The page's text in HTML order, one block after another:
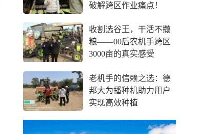
破解跨区作业痛点！
收割选谷王，干活不撒
粮——00后农机手跨区
3000亩的真实感受
老机手的信赖之选：德
邦大为播种机助力用户
实现高效种植